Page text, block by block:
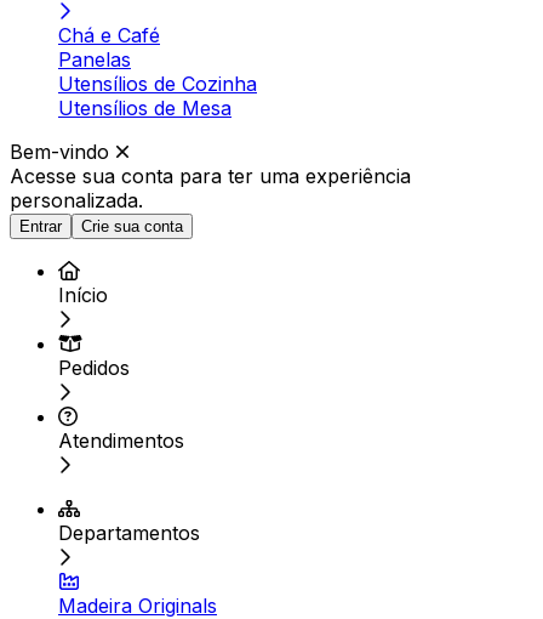
Chá e Café
Panelas
Utensílios de Cozinha
Utensílios de Mesa
Bem-vindo
Acesse sua conta para ter uma experiência
personalizada.
Entrar Crie sua conta
Início
Pedidos
Atendimentos
Departamentos
Madeira Originals